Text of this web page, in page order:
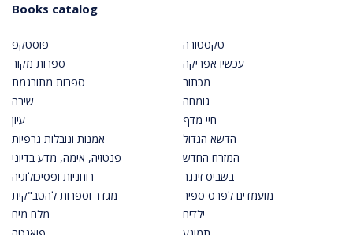
Books catalog
פוסטקפ
ספרות מקור
ספרות מתורגמת
שירה
עיון
אמנות ונובלות גרפיות
פנטזיה, אימה, מדע בדיוני
רוחניות ופסיכולוגיה
מגדר וספרות להטב"קית
מלח מים
טקסטורה
עכשיו אפריקה
מכתוב
גומחה
חיי מדף
הדשא הגדול
המזרח החדש
בשביס זינגר
מועמדים לפרס ספיר
ילדים